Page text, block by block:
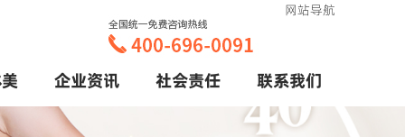
网站导航
联系我们
社会责任
企业资讯